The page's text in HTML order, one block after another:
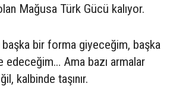
Mağusa Türk Gücü kalıyor.
bir forma giyeceğim, başka
edeceğim… Ama bazı armalar
kalbinde taşınır.